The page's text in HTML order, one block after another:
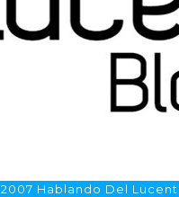
Hablando Del